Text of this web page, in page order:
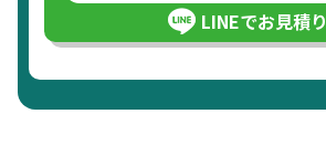
LINEでお見積り